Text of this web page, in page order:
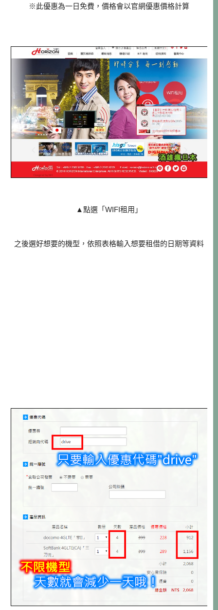
※此優惠為一日免費，價格會以官網優惠價格計算
▲點選「WIFI租用」
之後選好想要的機型，依照表格輸入想要租借的日期等資料